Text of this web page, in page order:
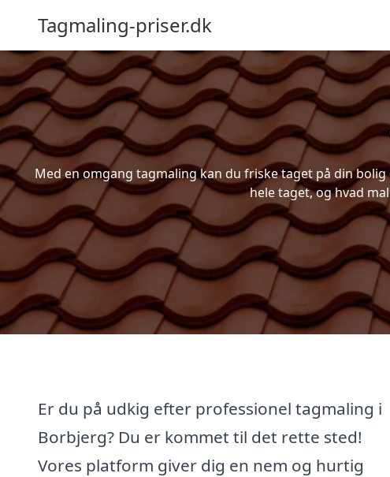
Tagmaling-priser.dk
Med en omgang tagmaling kan du friske taget på din
hele taget, og hvad
Er du på udkig efter professionel tagmaling i
Borbjerg? Du er kommet til det rette sted!
Vores platform giver dig en nem og hurtig